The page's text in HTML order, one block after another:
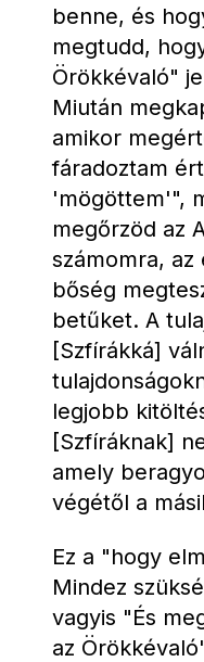
benne, és
megtudd,
Örökkévaló"
Miután
amikor
fáradoztam
'mögöttem'",
megőrzöd az
számomra,
bőség
betűket. A
[Szfírákká]
legjobb
[Szfíráknak]
amely
végétől a
Ez a "hogy
Mindez
vagyis "És
az